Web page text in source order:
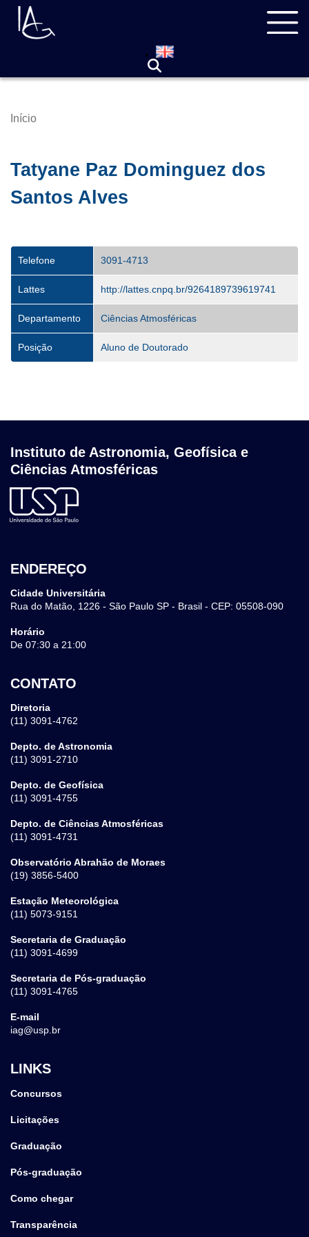
Pular
para
Trilha
Início
Tatyane Paz Dominguez dos
Santos Alves
Telefone 3091-4713
Lattes http://lattes.cnpq.br/9264189739619741
Departamento Ciências Atmosféricas
Posição Aluno de Doutorado
Instituto de Astronomia, Geofísica e
Ciências Atmosféricas
ENDEREÇO
Cidade Universitária
Rua do Matão, 1226 - São Paulo SP - Brasil - CEP: 05508-090
Horário
De 07:30 a 21:00
CONTATO
Diretoria
(11) 3091-4762
Depto. de Astronomia
(11) 3091-2710
Depto. de Geofísica
(11) 3091-4755
Depto. de Ciências Atmosféricas
(11) 3091-4731
Observatório Abrahão de Moraes
(19) 3856-5400
Estação Meteorológica
(11) 5073-9151
Secretaria de Graduação
(11) 3091-4699
Secretaria de Pós-graduação
(11) 3091-4765
E-mail
iag@usp.br
LINKS
Concursos
Licitações
Graduação
Pós-graduação
Como chegar
Transparência